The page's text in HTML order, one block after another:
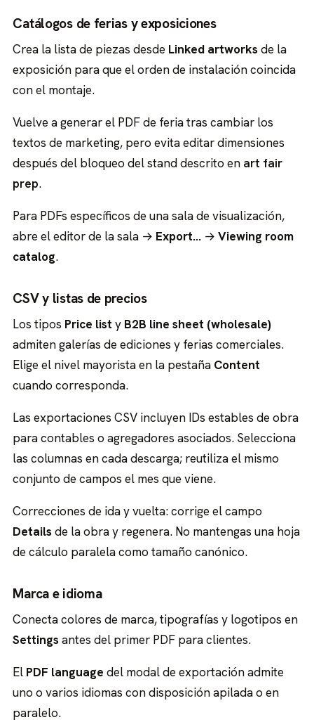
Catálogos de ferias y exposiciones
Crea la lista de piezas desde Linked artworks de la
exposición para que el orden de instalación coincida
con el montaje.
Vuelve a generar el PDF de feria tras cambiar los
textos de marketing, pero evita editar dimensiones
después del bloqueo del stand descrito en art fair
prep.
Para PDFs específicos de una sala de visualización,
abre el editor de la sala → Export… →Viewing room
catalog.
CSV y listas de precios
Los tipos Price list y B2B line sheet (wholesale)
admiten galerías de ediciones y ferias comerciales.
Elige el nivel mayorista en la pestaña Content
cuando corresponda.
Las exportaciones CSV incluyen IDs estables de obra
para contables o agregadores asociados. Selecciona
las columnas en cada descarga; reutiliza el mismo
conjunto de campos el mes que viene.
Correcciones de ida y vuelta: corrige el campo
Details de la obra y regenera. No mantengas una hoja
de cálculo paralela como tamaño canónico.
Marca e idioma
Conecta colores de marca, tipografías y logotipos en
Settings antes del primer PDF para clientes.
El PDF language del modal de exportación admite
uno o varios idiomas con disposición apilada o en
paralelo.